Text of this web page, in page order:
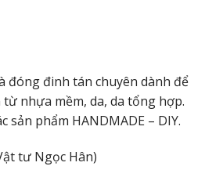
đóng đinh tán chuyên dành để
từ nhựa mềm, da, da tổng hợp.
sản phẩm HANDMADE – DIY.
tư Ngọc Hân)